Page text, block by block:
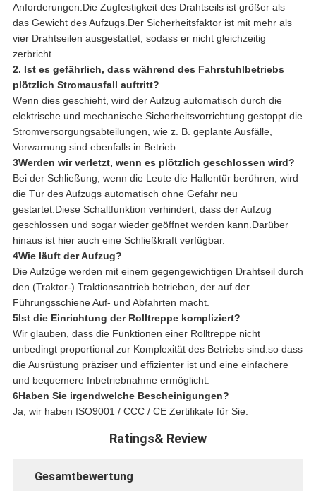
Anforderungen.Die Zugfestigkeit des Drahtseils ist größer als
das Gewicht des Aufzugs.Der Sicherheitsfaktor ist mit mehr als
vier Drahtseilen ausgestattet, sodass er nicht gleichzeitig
zerbricht.
2. Ist es gefährlich, dass während des Fahrstuhlbetriebs
plötzlich Stromausfall auftritt?
Wenn dies geschieht, wird der Aufzug automatisch durch die
elektrische und mechanische Sicherheitsvorrichtung gestoppt.die
Stromversorgungsabteilungen, wie z. B. geplante Ausfälle,
Vorwarnung sind ebenfalls in Betrieb.
3Werden wir verletzt, wenn es plötzlich geschlossen wird?
Bei der Schließung, wenn die Leute die Hallentür berühren, wird
die Tür des Aufzugs automatisch ohne Gefahr neu
gestartet.Diese Schaltfunktion verhindert, dass der Aufzug
geschlossen und sogar wieder geöffnet werden kann.Darüber
hinaus ist hier auch eine Schließkraft verfügbar.
4Wie läuft der Aufzug?
Die Aufzüge werden mit einem gegengewichtigen Drahtseil durch
den (Traktor-) Traktionsantrieb betrieben, der auf der
Führungsschiene Auf- und Abfahrten macht.
5Ist die Einrichtung der Rolltreppe kompliziert?
Wir glauben, dass die Funktionen einer Rolltreppe nicht
unbedingt proportional zur Komplexität des Betriebs sind.so dass
die Ausrüstung präziser und effizienter ist und eine einfachere
und bequemere Inbetriebnahme ermöglicht.
6Haben Sie irgendwelche Bescheinigungen?
Ja, wir haben ISO9001 / CCC / CE Zertifikate für Sie.
Ratings& Review
Gesamtbewertung